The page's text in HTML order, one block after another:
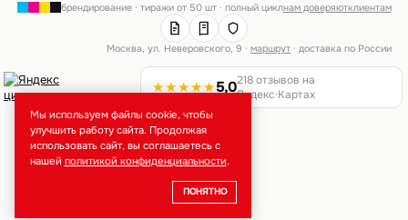
брендирование · тиражи от 50 шт · полный циклнам доверяютклиентам
Москва, ул. Неверовского, 9 ·маршрут · доставка по России
★★★★★5,0218 отзывов на
Яндекс·Картах
Мы используем файлы cookie, чтобы
улучшить работу сайта. Продолжая
использовать сайт, вы соглашаетесь с
нашей политикой конфиденциальности.
ПОНЯТНО